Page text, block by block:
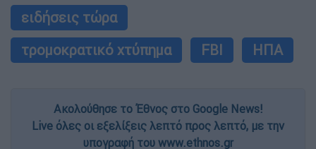
ειδήσεις τώρα
τρομοκρατικό χτύπημα
FBI ΗΠΑ
Ακολούθησε το Έθνος στο Google News!
Live όλες οι εξελίξεις λεπτό προς λεπτό, με την
υπογραφή του www.ethnos.gr